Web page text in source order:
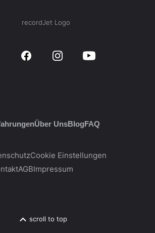
Über UnsBlogFAQ
Cookie Einstellungen
AGBImpressum
scroll to top